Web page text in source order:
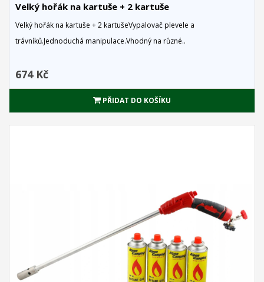
Velký hořák na kartuše + 2 kartuše
Velký hořák na kartuše + 2 kartušeVypalovač plevele a
trávníků.Jednoduchá manipulace.Vhodný na různé..
674 Kč
PŘIDAT DO KOŠÍKU